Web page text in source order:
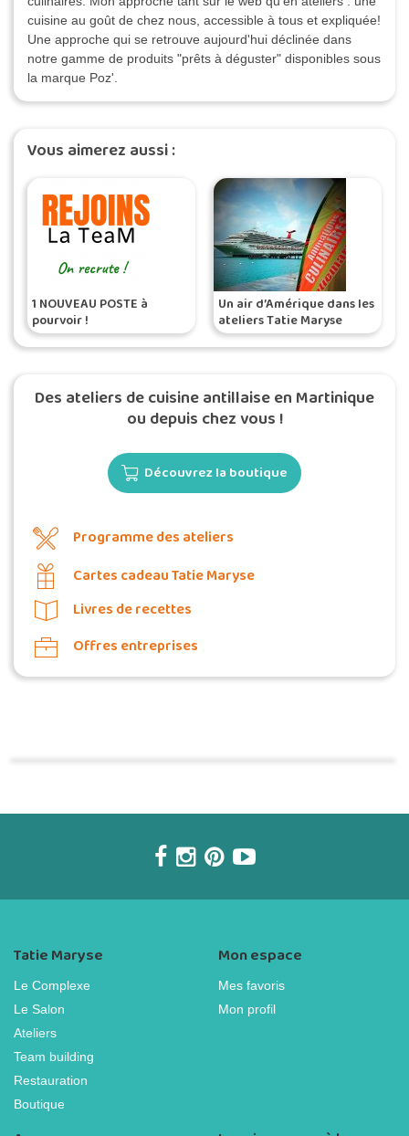
culinaires. Mon approche tant sur le web qu'en ateliers : une
cuisine au goût de chez nous, accessible à tous et expliquée!
Une approche qui se retrouve aujourd'hui déclinée dans
notre gamme de produits "prêts à déguster" disponibles sous
la marque Poz'.
Vous aimerez aussi :
1 NOUVEAU POSTE à
pourvoir !
Un air d’Amérique dans les
ateliers Tatie Maryse
Des ateliers de cuisine antillaise en Martinique
ou depuis chez vous !
Découvrez la boutique
Programme des ateliers
Cartes cadeau Tatie Maryse
Livres de recettes
Offres entreprises
Tatie Maryse
Le Complexe
Team building
Boutique
Mon espace
Mon profil